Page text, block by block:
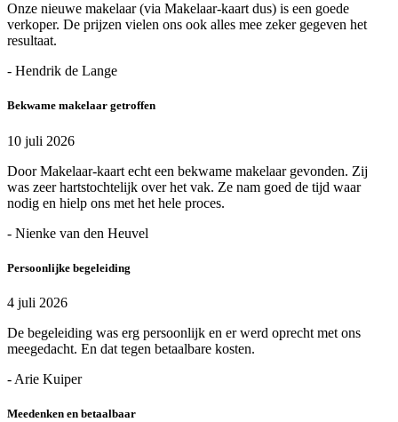
Onze nieuwe makelaar (via Makelaar-kaart dus) is een goede
verkoper. De prijzen vielen ons ook alles mee zeker gegeven het
resultaat.
- Hendrik de Lange
Bekwame makelaar getroffen
10 juli 2026
Door Makelaar-kaart echt een bekwame makelaar gevonden. Zij
was zeer hartstochtelijk over het vak. Ze nam goed de tijd waar
nodig en hielp ons met het hele proces.
- Nienke van den Heuvel
Persoonlijke begeleiding
4 juli 2026
De begeleiding was erg persoonlijk en er werd oprecht met ons
meegedacht. En dat tegen betaalbare kosten.
- Arie Kuiper
Meedenken en betaalbaar